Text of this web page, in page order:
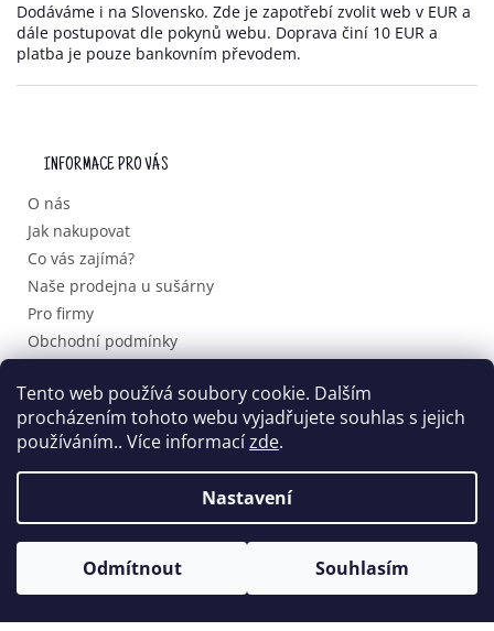
Tento web používá soubory cookie. Dalším
procházením tohoto webu vyjadřujete souhlas s jejich
používáním.. Více informacízde.
Nastavení
Odmítnout Souhlasím
Dodáváme i na Slovensko. Zde je zapotřebí zvolit web v EUR a
dále postupovat dle pokynů webu. Doprava činí 10 EUR a
platba je pouze bankovním převodem.
INFORMACE PRO VÁS
O nás
Jak nakupovat
Co vás zajímá?
Naše prodejna u sušárny
Pro firmy
Obchodní podmínky